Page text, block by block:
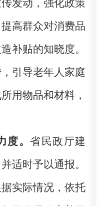
发动，强化政策
高群众对消费品
补贴的知晓度。
引导老年人家庭
用物品和材料，
度。省民政厅建
适时予以通报。
实际情况，依托